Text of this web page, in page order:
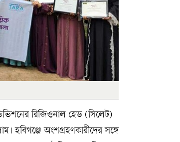
রিজিওনাল হেড (সিলেট)
হবিগঞ্জে অংশগ্রহণকারীদের সঙ্গে